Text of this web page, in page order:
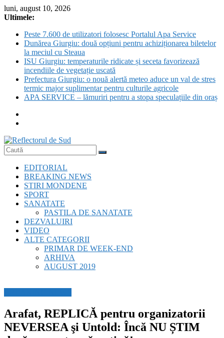
Skip
to
luni, august 10, 2026
Ultimele:
Peste 7.600 de utilizatori folosesc Portalul Apa Service
Dunărea Giurgiu: două opțiuni pentru achiziționarea biletelor
la meciul cu Steaua
ISU Giurgiu: temperaturile ridicate și seceta favorizează
incendiile de vegetație uscată
Prefectura Giurgiu: o nouă alertă meteo aduce un val de stres
termic major suplimentar pentru culturile agricole
APA SERVICE – lămuriri pentru a stopa speculațiile din oraș
Reflectorul
Sud
EDITORIAL
BREAKING NEWS
STIRI MONDENE
SPORT
SANATATE
PASTILA DE SANATATE
DEZVALUIRI
VIDEO
ALTE CATEGORII
PRIMAR DE WEEK-END
ARHIVA
AUGUST 2019
Arafat, REPLICĂ pentru organizatorii
NEVERSEA şi Untold: Încă NU ȘTIM